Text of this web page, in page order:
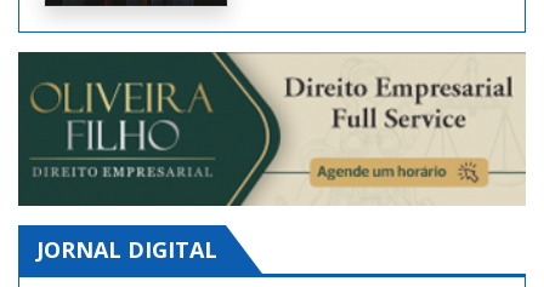
JORNAL DIGITAL